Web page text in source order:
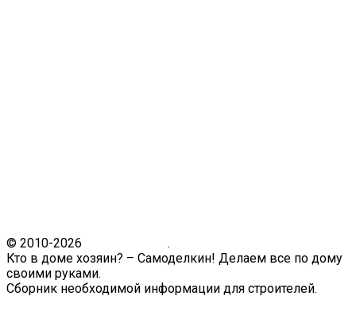
© 2010-2026
.
Кто в доме хозяин? – Самоделкин! Делаем все по дому
своими руками.
Сборник необходимой информации для строителей.